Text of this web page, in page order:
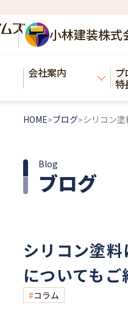
小林建装株式
会社案内
特
HOME>ブログ>シリコン
ブログ
Blog
シリコン塗
についてもご
コラム